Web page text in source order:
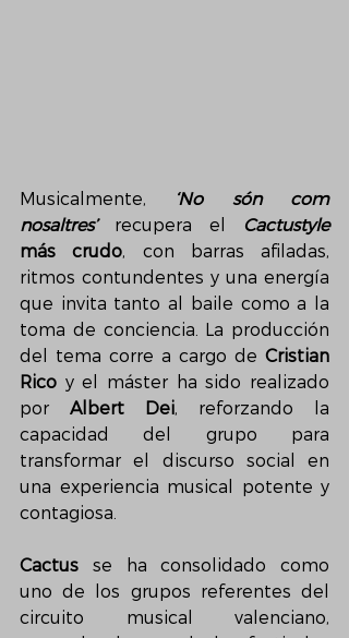
Musicalmente,
‘No són com
nosaltres’ recupera el
Cactustyle
más crudo, con barras afiladas,
ritmos contundentes y una energía
que invita tanto al baile como a la
toma de conciencia. La producción
del tema corre a cargo de Cristian
Rico y el máster ha sido realizado
por Albert Dei, reforzando la
capacidad del grupo para
transformar el discurso social en
una experiencia musical potente y
contagiosa.
Cactus se ha consolidado como
uno de los grupos referentes del
circuito musical valenciano,